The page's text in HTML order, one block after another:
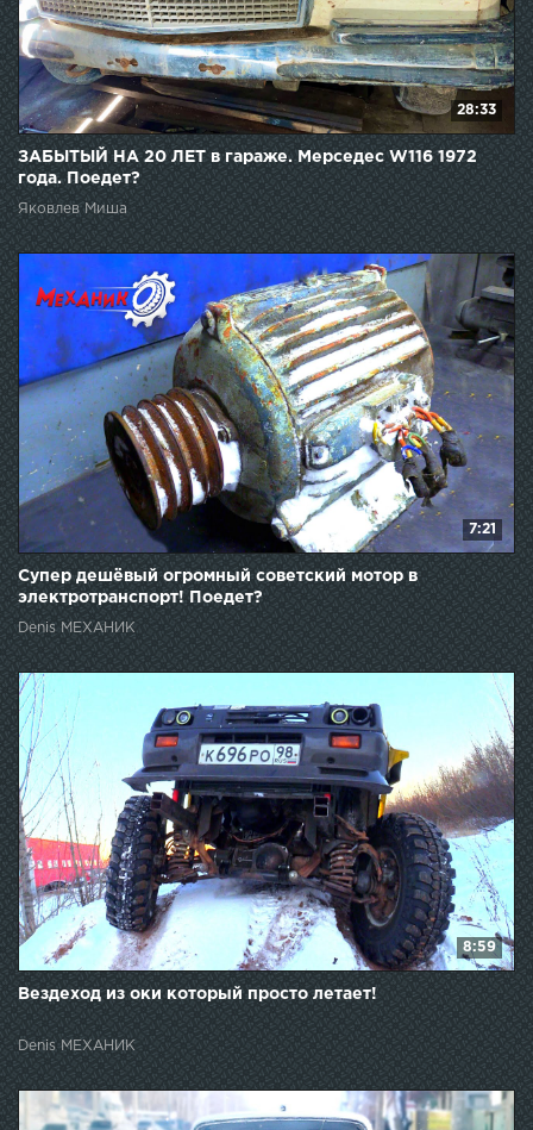
28:33
ЗАБЫТЫЙ НА 20 ЛЕТ в гараже. Мерседес W116 1972
года. Поедет?
Яковлев Миша
7:21
Супер дешёвый огромный советский мотор в
электротранспорт! Поедет?
Denis МЕХАНИК
8:59
Вездеход из оки который просто летает!
Denis МЕХАНИК